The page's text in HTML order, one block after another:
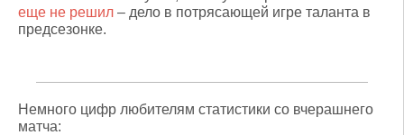
еще не решил – дело в потрясающей игре таланта в
предсезонке.
Немного цифр любителям статистики со вчерашнего
матча: